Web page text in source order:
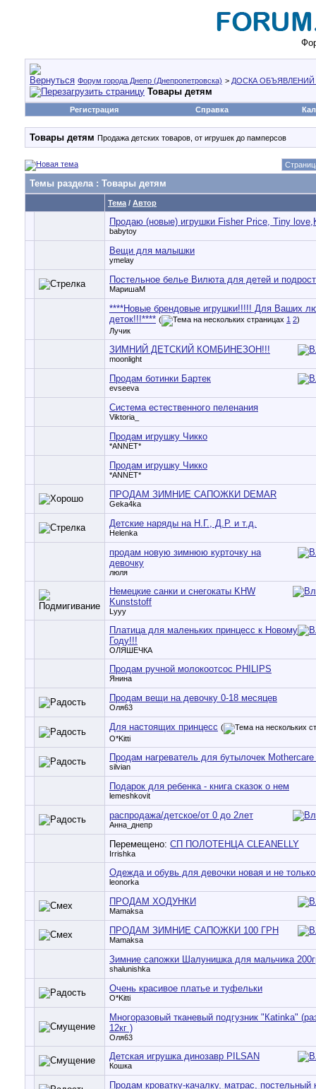
Форум города Днепр (Днепропетровска) > ДОСКА ОБЪЯВЛЕНИЙ
Товары детям
Регистрация Справка
Товары детям Продажа детских товаров, от игрушек до памперсов
Темы раздела: Товары детям
Тема / Автор
Продаю (новые) игрушки Fisher Price, Tiny
babytoy
Вещи для малышки
ymelay
Постельное белье Вилюта для детей и
МаришаМ
****Новые брендовые игрушки!!!!! Для Ваших
деток!!!**** ( 1 2)
Лучик
ЗИМНИЙ ДЕТСКИЙ КОМБИНЕЗОН!!!
moonlight
Продам ботинки Бартек
evseeva
Система естественного пеленания
Viktoria_
Продам игрушку Чикко
*ANNET*
Продам игрушку Чикко
*ANNET*
ПРОДАМ ЗИМНИЕ САПОЖКИ DEMAR
Geka4ka
Детские наряды на Н.Г., Д.Р. и т.д.
Helenka
продам новую зимнюю курточку на
девочку
люля
Немецкие санки и снегокаты KHW
Kunststoff
Lyyy
Платица для маленьких принцесс к Новому
Году!!!
ОЛЯШЕЧКА
Продам ручной молокоотсос PHILIPS
Янина
Продам вещи на девочку 0-18 месяцев
Оля63
Для настоящих принцесс (
O*Kitti
Продам нагреватель для бутылочек Mothercare
silvian
Подарок для ребенка - книга сказок о нем
lemeshkovit
распродажа/детское/от 0 до 2лет
Анна_днепр
Перемещено: СП ПОЛОТЕНЦА CLEANELLY
Irrishka
Одежда и обувь для девочки новая и не
leonorka
ПРОДАМ ХОДУНКИ
Mamaksa
ПРОДАМ ЗИМНИЕ САПОЖКИ 100 ГРН
Mamaksa
Зимние сапожки Шалунишка для мальчика
shalunishka
Очень красивое платье и туфельки
O*Kitti
Многоразовый тканевый подгузник "Кatinka"
12кг )
Оля63
Детская игрушка динозавр PILSAN
Кошка
Продам кроватку-качалку, матрас, постельный